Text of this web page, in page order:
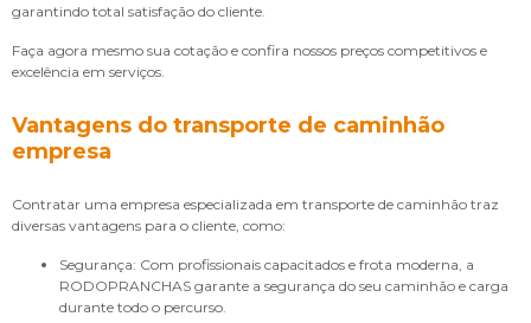
garantindo total satisfação do cliente.
Faça agora mesmo sua cotação e confira nossos preços competitivos e
excelência em serviços.
Vantagens do transporte de caminhão
empresa
Contratar uma empresa especializada em transporte de caminhão traz
diversas vantagens para o cliente, como:
Segurança: Com profissionais capacitados e frota moderna, a
RODOPRANCHAS garante a segurança do seu caminhão e carga
durante todo o percurso.